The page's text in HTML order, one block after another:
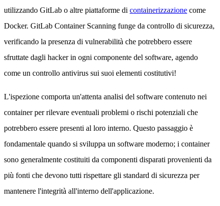
utilizzando GitLab o altre piattaforme di containerizzazione come
Docker. GitLab Container Scanning funge da controllo di sicurezza,
verificando la presenza di vulnerabilità che potrebbero essere
sfruttate dagli hacker in ogni componente del software, agendo
come un controllo antivirus sui suoi elementi costitutivi!
L'ispezione comporta un'attenta analisi del software contenuto nei
container per rilevare eventuali problemi o rischi potenziali che
potrebbero essere presenti al loro interno. Questo passaggio è
fondamentale quando si sviluppa un software moderno; i container
sono generalmente costituiti da componenti disparati provenienti da
più fonti che devono tutti rispettare gli standard di sicurezza per
mantenere l'integrità all'interno dell'applicazione.